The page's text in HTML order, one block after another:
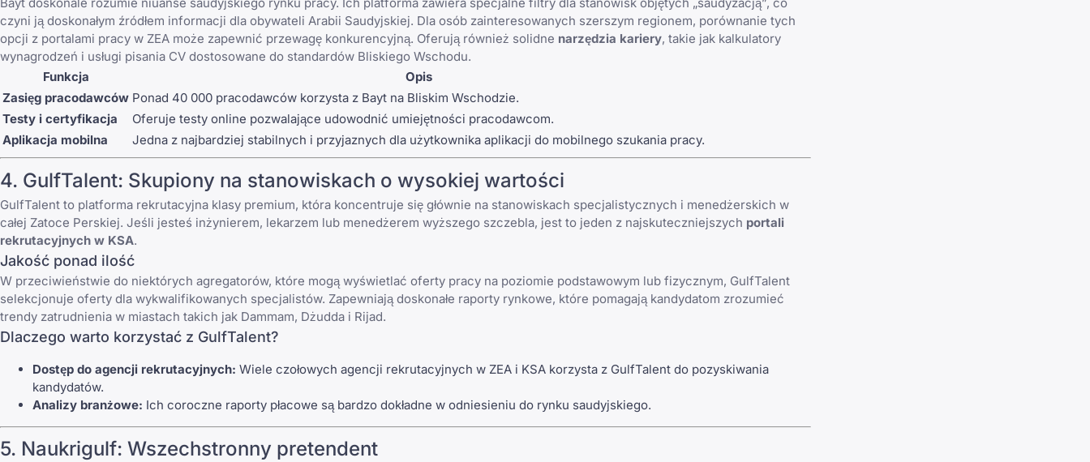
czyni ją doskonałym źródłem informacji dla obywateli Arabii Saudyjskiej. Dla osób zainteresowanych szerszym regionem, porównanie tych
opcji z portalami pracy w ZEA może zapewnić przewagę konkurencyjną. Oferują również solidne narzędzia kariery, takie jak kalkulatory
wynagrodzeń i usługi pisania CV dostosowane do standardów Bliskiego Wschodu.
Funkcja
Opis
Zasięg pracodawców Ponad 40 000 pracodawców korzysta z Bayt na Bliskim Wschodzie.
Testy i certyfikacja
Oferuje testy online pozwalające udowodnić umiejętności pracodawcom.
Aplikacja mobilna
Jedna z najbardziej stabilnych i przyjaznych dla użytkownika aplikacji do mobilnego szukania pracy.
4. GulfTalent: Skupiony na stanowiskach o wysokiej wartości
GulfTalent to platforma rekrutacyjna klasy premium, która koncentruje się głównie na stanowiskach specjalistycznych i menedżerskich w
całej Zatoce Perskiej. Jeśli jesteś inżynierem, lekarzem lub menedżerem wyższego szczebla, jest to jeden z najskuteczniejszych portali
rekrutacyjnych w KSA.
Jakość ponad ilość
W przeciwieństwie do niektórych agregatorów, które mogą wyświetlać oferty pracy na poziomie podstawowym lub fizycznym, GulfTalent
selekcjonuje oferty dla wykwalifikowanych specjalistów. Zapewniają doskonałe raporty rynkowe, które pomagają kandydatom zrozumieć
trendy zatrudnienia w miastach takich jak Dammam, Dżudda i Rijad.
Dlaczego warto korzystać z GulfTalent?
Dostęp do agencji rekrutacyjnych: Wiele czołowych agencji rekrutacyjnych w ZEA i KSA korzysta z GulfTalent do pozyskiwania
kandydatów.
Analizy branżowe: Ich coroczne raporty płacowe są bardzo dokładne w odniesieniu do rynku saudyjskiego.
5. Naukrigulf: Wszechstronny pretendent